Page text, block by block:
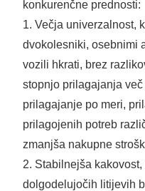
konkurenčne prednosti:
1. Večja univerzalnost,
dvokolesniki, osebnimi
vozili hkrati, brez
stopnjo prilagajanja
prilagajanje po meri,
prilagojenih potreb
zmanjša nakupne
2. Stabilnejša
dolgodelujočih litijevih